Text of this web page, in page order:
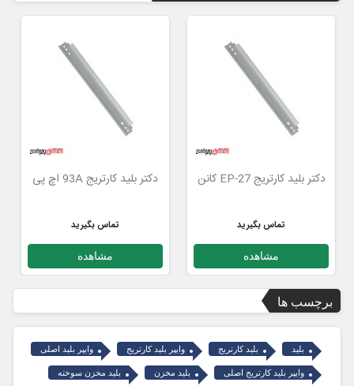
دکتر بلید کارتریج EP-27 کانن
تماس بگیرید
مشاهده
دکتر بلید کارتریج 93A اچ پی
تماس بگیرید
مشاهده
برچسب ها
بلید بلید کارتریج وایپر بلید کارتریج وایپر بلید اصلی
وایپر بلید کارتریج اصلی بلید مخزن بلید مخزن سوخته